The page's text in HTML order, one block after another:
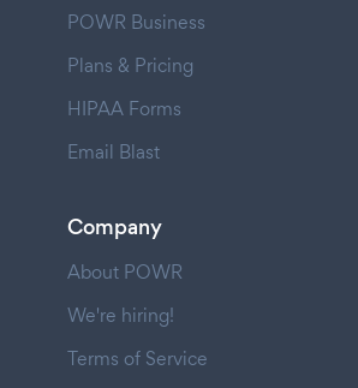
POWR Business
Plans & Pricing
HIPAA Forms
Email Blast
Company
About POWR
We're hiring!
Terms of Service